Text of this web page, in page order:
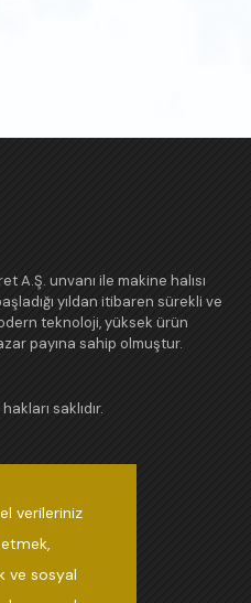
A.Ş. unvanı ile makine halısı
yıldan itibaren sürekli ve
teknoloji, yüksek ürün
payına sahip olmuştur.
saklıdır.
NO:7, 27120
verileriniz
etmek,
ve sosyal